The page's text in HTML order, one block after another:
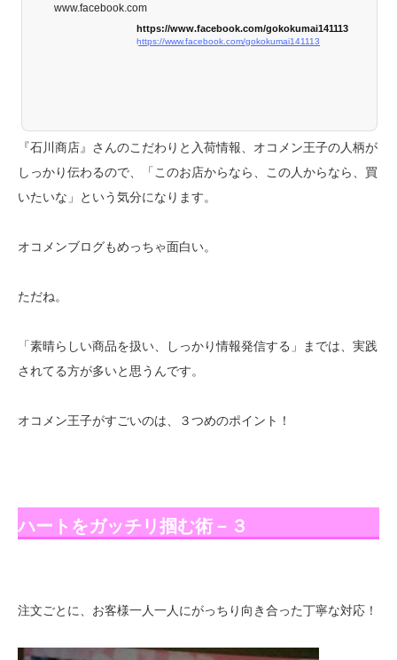
www.facebook.com
https://www.facebook.com/gokokumai141113
https://www.facebook.com/gokokumai141113
『石川商店』さんのこだわりと入荷情報、オコメン王子の人柄が
しっかり伝わるので、「このお店からなら、この人からなら、買
いたいな」という気分になります。
オコメンブログもめっちゃ面白い。
ただね。
「素晴らしい商品を扱い、しっかり情報発信する」までは、実践
されてる方が多いと思うんです。
オコメン王子がすごいのは、３つめのポイント！
ハートをガッチリ掴む術－３
注文ごとに、お客様一人一人にがっちり向き合った丁寧な対応！